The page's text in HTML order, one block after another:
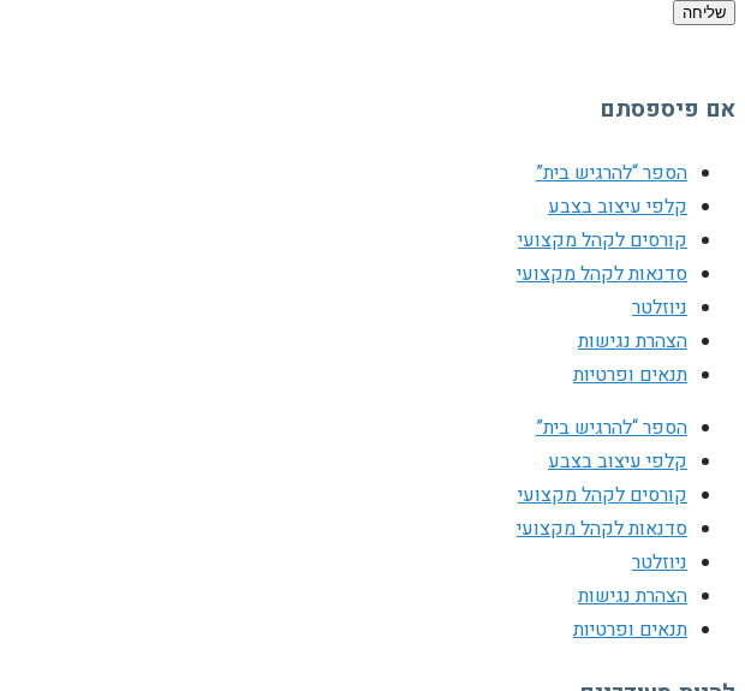
שליחה
אם פיספסתם
הספר “להרגיש בית”
קלפי עיצוב בצבע
קורסים לקהל מקצועי
סדנאות לקהל מקצועי
ניוזלטר
הצהרת נגישות
תנאים ופרטיות
הספר “להרגיש בית”
קלפי עיצוב בצבע
קורסים לקהל מקצועי
סדנאות לקהל מקצועי
ניוזלטר
הצהרת נגישות
תנאים ופרטיות